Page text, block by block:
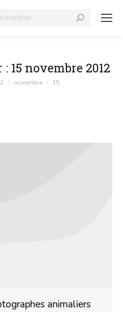
: 15 novembre 2012
novembre 15
animaliers